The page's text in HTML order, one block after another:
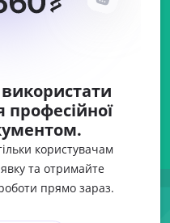
професійної
користувачам
та отримайте
прямо зараз.